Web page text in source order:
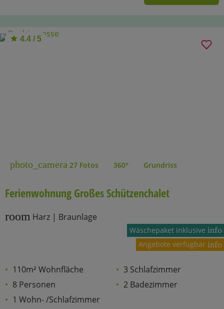
4.4 / 5
photo_camera 27 Fotos 360° Grundriss
Ferienwohnung Großes Schützenchalet
room Harz | Braunlage
Wäschepaket inklusiveinfo
Angebote verfügbar info
110m² Wohnfläche
8 Personen
1 Wohn- /Schlafzimmer
3 Schlafzimmer
2 Badezimmer